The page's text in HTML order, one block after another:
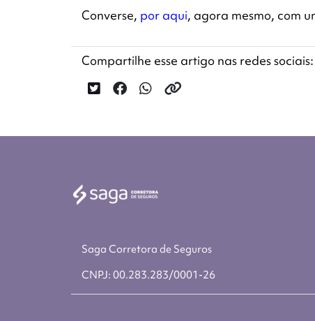
Converse, por aqui, agora mesmo, com
Compartilhe esse artigo nas redes sociais:
Saga Corretora de Seguros
CNPJ: 00.283.283/0001-26